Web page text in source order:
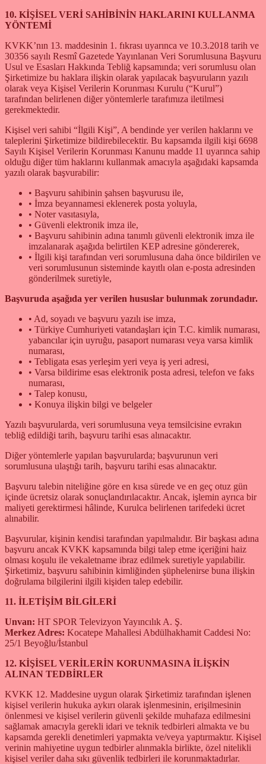
10. KİŞİSEL VERİ SAHİBİNİN HAKLARINI KULLANMA
YÖNTEMİ
KVKK’nın 13. maddesinin 1. fıkrası uyarınca ve 10.3.2018 tarih ve
30356 sayılı Resmî Gazetede Yayınlanan Veri Sorumlusuna Başvuru
Usul ve Esasları Hakkında Tebliğ kapsamında; veri sorumlusu olan
Şirketimize bu haklara ilişkin olarak yapılacak başvuruların yazılı
olarak veya Kişisel Verilerin Korunması Kurulu (“Kurul”)
tarafından belirlenen diğer yöntemlerle tarafımıza iletilmesi
gerekmektedir.
Kişisel veri sahibi “İlgili Kişi”, A bendinde yer verilen haklarını ve
taleplerini Şirketimize bildirebilecektir. Bu kapsamda ilgili kişi 6698
Sayılı Kişisel Verilerin Korunması Kanunu madde 11 uyarınca sahip
olduğu diğer tüm haklarını kullanmak amacıyla aşağıdaki kapsamda
yazılı olarak başvurabilir:
• Başvuru sahibinin şahsen başvurusu ile,
• İmza beyannamesi eklenerek posta yoluyla,
• Noter vasıtasıyla,
• Güvenli elektronik imza ile,
• Başvuru sahibinin adına tanımlı güvenli elektronik imza ile
imzalanarak aşağıda belirtilen KEP adresine göndererek,
• İlgili kişi tarafından veri sorumlusuna daha önce bildirilen ve
veri sorumlusunun sisteminde kayıtlı olan e-posta adresinden
gönderilmek suretiyle,
Başvuruda aşağıda yer verilen hususlar bulunmak zorundadır.
• Ad, soyadı ve başvuru yazılı ise imza,
• Türkiye Cumhuriyeti vatandaşları için T.C. kimlik numarası,
yabancılar için uyruğu, pasaport numarası veya varsa kimlik
numarası,
• Tebligata esas yerleşim yeri veya iş yeri adresi,
• Varsa bildirime esas elektronik posta adresi, telefon ve faks
numarası,
• Talep konusu,
• Konuya ilişkin bilgi ve belgeler
Yazılı başvurularda, veri sorumlusuna veya temsilcisine evrakın
tebliğ edildiği tarih, başvuru tarihi esas alınacaktır.
Diğer yöntemlerle yapılan başvurularda; başvurunun veri
sorumlusuna ulaştığı tarih, başvuru tarihi esas alınacaktır.
Başvuru talebin niteliğine göre en kısa sürede ve en geç otuz gün
içinde ücretsiz olarak sonuçlandırılacaktır. Ancak, işlemin ayrıca bir
maliyeti gerektirmesi hâlinde, Kurulca belirlenen tarifedeki ücret
alınabilir.
Başvurular, kişinin kendisi tarafından yapılmalıdır. Bir başkası adına
başvuru ancak KVKK kapsamında bilgi talep etme içeriğini haiz
olması koşulu ile vekaletname ibraz edilmek suretiyle yapılabilir.
Şirketimiz, başvuru sahibinin kimliğinden şüphelenirse buna ilişkin
doğrulama bilgilerini ilgili kişiden talep edebilir.
11. İLETİŞİM BİLGİLERİ
Unvan: HT SPOR Televizyon Yayıncılık A. Ş.
Merkez Adres: Kocatepe Mahallesi Abdülhakhamit Caddesi No:
25/1 Beyoğlu/İstanbul
12. KİŞİSEL VERİLERİN KORUNMASINA İLİŞKİN
ALINAN TEDBİRLER
KVKK 12. Maddesine uygun olarak Şirketimiz tarafından işlenen
kişisel verilerin hukuka aykırı olarak işlenmesinin, erişilmesinin
önlenmesi ve kişisel verilerin güvenli şekilde muhafaza edilmesini
sağlamak amacıyla gerekli idari ve teknik tedbirleri almakta ve bu
kapsamda gerekli denetimleri yapmakta ve/veya yaptırmaktır. Kişisel
verinin mahiyetine uygun tedbirler alınmakla birlikte, özel nitelikli
kişisel veriler daha sıkı güvenlik tedbirleri ile korunmaktadırlar.